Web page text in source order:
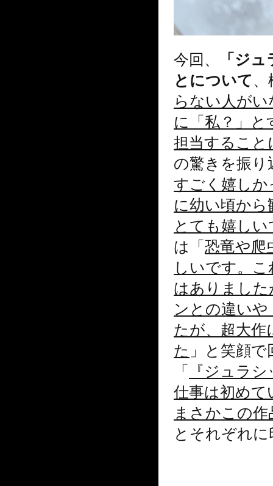
今回、
「ジ
とについて
らない人が
に「私？」
担当するこ
の驚きを振
すごく嬉し
に幼い頃か
とても嬉し
は「恐竜や爬
しいです。
はありまし
ンとの違い
たが、超大
た 」と笑顔
「 『ジュラ
仕事は初め
まさかこの
とそれぞれ